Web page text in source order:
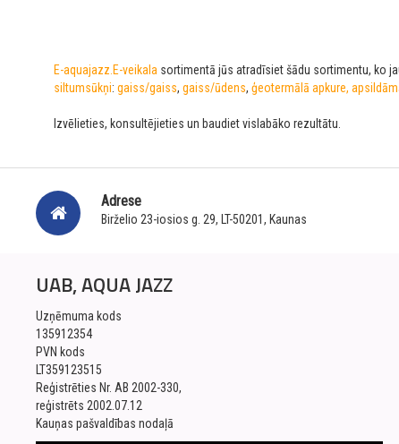
E-aquajazz.E-veikala sortimentā jūs atradīsiet šādu sortimentu, ko
siltumsūkņi: gaiss/gaiss, gaiss/ūdens, ģeotermālā apkure,
Izvēlieties, konsultējieties un baudiet vislabāko rezultātu.
Adrese
Birželio 23-iosios g. 29, LT-50201, Kaunas
UAB, AQUA JAZZ
Uzņēmuma kods
135912354
PVN kods
LT359123515
Reģistrēties Nr. AB 2002-330,
reģistrēts 2002.07.12
Kauņas pašvaldības nodaļā